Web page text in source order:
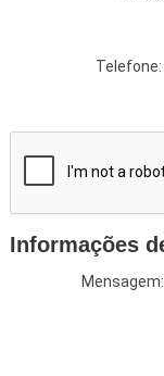
Telefone:
Informações
Mensagem: